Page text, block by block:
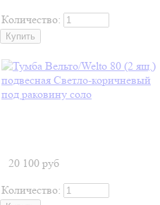
Количество:
20 100 руб
Количество: